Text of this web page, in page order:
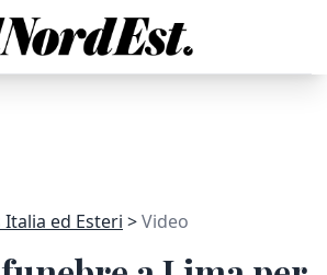
Italia ed Esteri Video